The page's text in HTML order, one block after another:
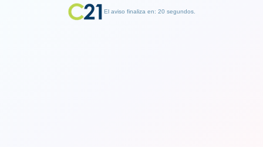
El aviso finaliza en: 19 segundos.